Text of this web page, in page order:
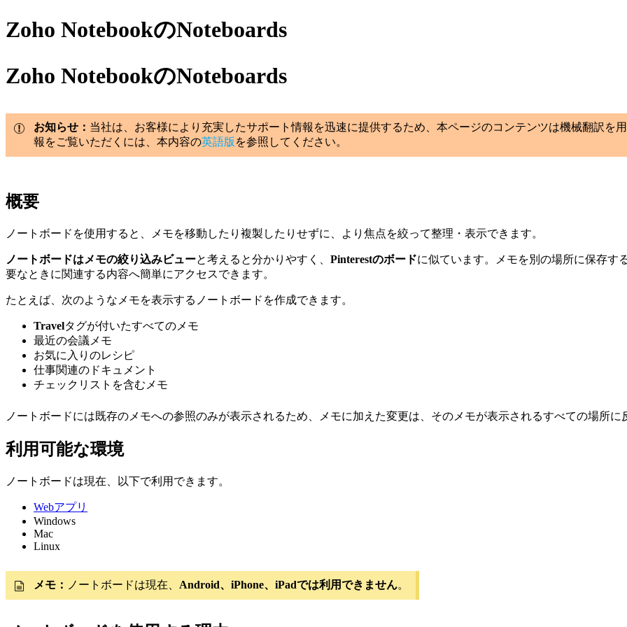
Zoho NotebookのNoteboards
Zoho NotebookのNoteboards
お知らせ： 当社は、お客様により充実したサポート情報を迅速に提供するため、本ページのコンテンツは機械翻訳を
報をご覧いただくには、本内容の英語版 を参照してください。
概要
ノートボードを使用すると、メモを移動したり複製したりせずに、より焦点を絞って整理・表示できます。
ノートボードはメモの絞り込みビューと考えると分かりやすく、 Pinterestのボードに似ています。メモを別の場所に保存す
要なときに関連する内容へ簡単にアクセスできます。
たとえば、次のようなメモを表示するノートボードを作成できます。
Travelタグが付いたすべてのメモ
最近の会議メモ
お気に入りのレシピ
仕事関連のドキュメント
チェックリストを含むメモ
ノートボードには既存のメモへの参照のみが表示されるため、メモに加えた変更は、そのメモが表示されるすべての場所に
利用可能な環境
ノートボードは現在、以下で利用できます。
Webアプリ
Windows
Mac
Linux
メモ： ノートボードは現在、 Android、iPhone、iPadでは利用できません。